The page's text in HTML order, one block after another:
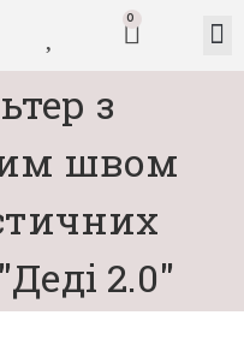
0
з
швом
2.0"